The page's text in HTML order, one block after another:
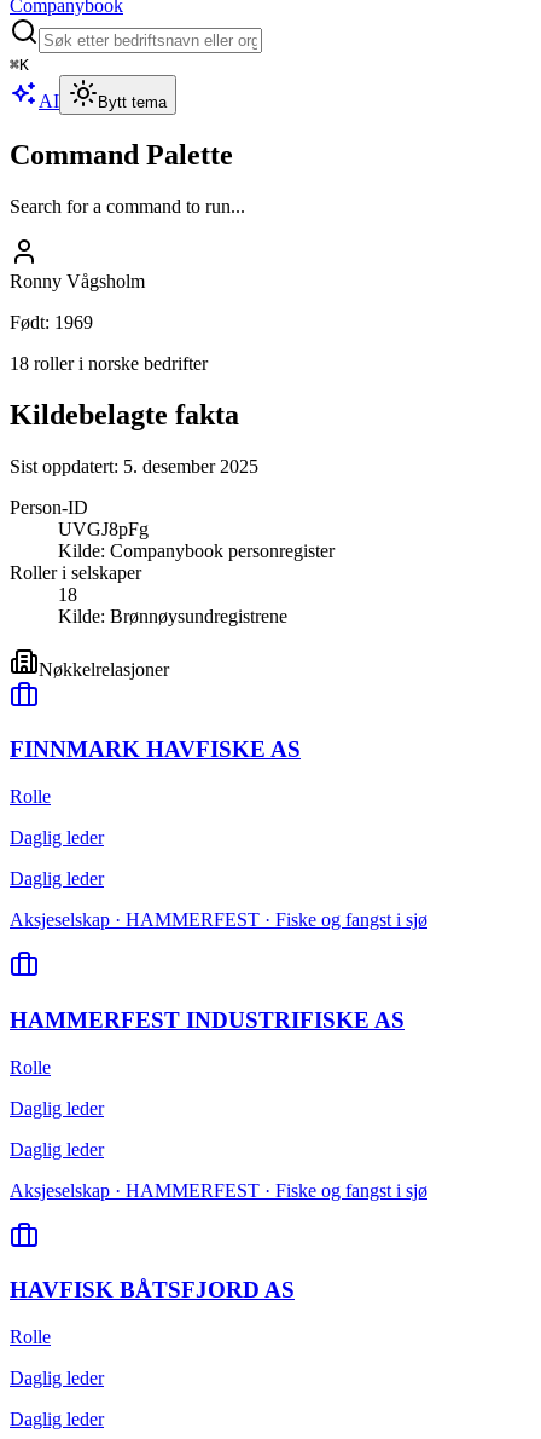
Companybook
⌘K
AI Bytt tema
Command Palette
Search for a command to run...
Ronny Vågsholm
Født: 1969
18 roller i norske bedrifter
Kildebelagte fakta
Sist oppdatert: 5. desember 2025
Person-ID
UVGJ8pFg
Kilde: Companybook personregister
Roller i selskaper
18
Kilde: Brønnøysundregistrene
Nøkkelrelasjoner
FINNMARK HAVFISKE AS
Rolle
Daglig leder
Daglig leder
Aksjeselskap · HAMMERFEST · Fiske og fangst i sjø
HAMMERFEST INDUSTRIFISKE AS
Rolle
Daglig leder
Daglig leder
Aksjeselskap · HAMMERFEST · Fiske og fangst i sjø
HAVFISK BÅTSFJORD AS
Rolle
Daglig leder
Daglig leder